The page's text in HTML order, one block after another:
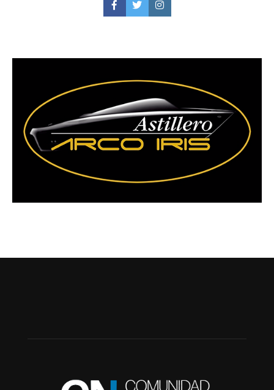
FacebookTwitterInstagram